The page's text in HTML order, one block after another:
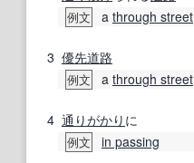
例文 a through street
3 優先道路
例文 a through street
4 通りがかり に
例文 in passing